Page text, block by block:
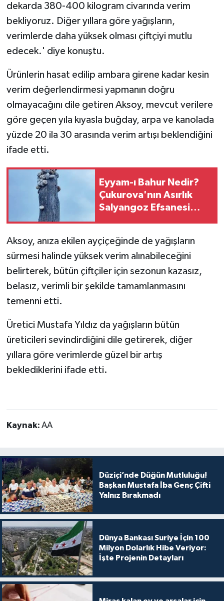
dekarda 380-400 kilogram civarında verim
bekliyoruz. Diğer yıllara göre yağışların,
verimlerde daha yüksek olması çiftçiyi mutlu
edecek.' diye konuştu.
Ürünlerin hasat edilip ambara girene kadar kesin
verim değerlendirmesi yapmanın doğru
olmayacağını dile getiren Aksoy, mevcut verilere
göre geçen yıla kıyasla buğday, arpa ve kanolada
yüzde 20 ila 30 arasında verim artışı beklendiğini
ifade etti.
Eyyam-ı Bahur Nedir?
Çukurova'nın Asırlık
Salyangoz Efsanesi
Aksoy, anıza ekilen ayçiçeğinde de yağışların
sürmesi halinde yüksek verim alınabileceğini
belirterek, bütün çiftçiler için sezonun kazasız,
belasız, verimli bir şekilde tamamlanmasını
temenni etti.
Üretici Mustafa Yıldız da yağışların bütün
üreticileri sevindirdiğini dile getirerek, diğer
yıllara göre verimlerde güzel bir artış
beklediklerini ifade etti.
Kaynak: AA
Düziçi’nde Düğün Mutluluğu!
Başkan Mustafa İba Genç Çifti
Yalnız Bırakmadı
Dünya Bankası Suriye İçin 100
Milyon Dolarlık Hibe Veriyor:
İşte Projenin Detayları